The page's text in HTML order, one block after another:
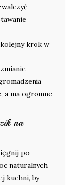
krok w
a ma ogromne
na
po
naturalnych
kuchni, by